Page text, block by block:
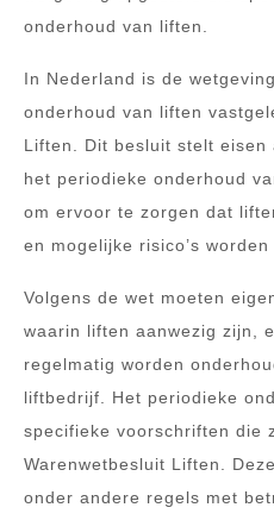
onderhoud van liften.
In Nederland is de
onderhoud van liften
Liften. Dit besluit stelt
het periodieke onderhoud
om ervoor te zorgen dat
en mogelijke risico’s worden
Volgens de wet moeten
waarin liften aanwezig zijn,
regelmatig worden
liftbedrijf. Het periodieke
specifieke voorschriften die
Warenwetbesluit Liften.
onder andere regels met